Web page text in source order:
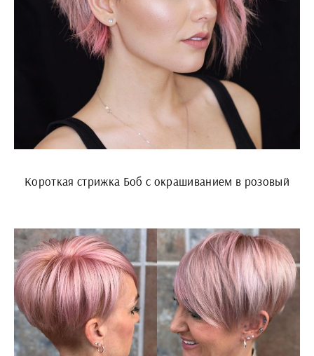
Короткая стрижка Боб с окрашиванием в розовый